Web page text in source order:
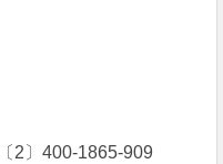
2〕400-1865-909